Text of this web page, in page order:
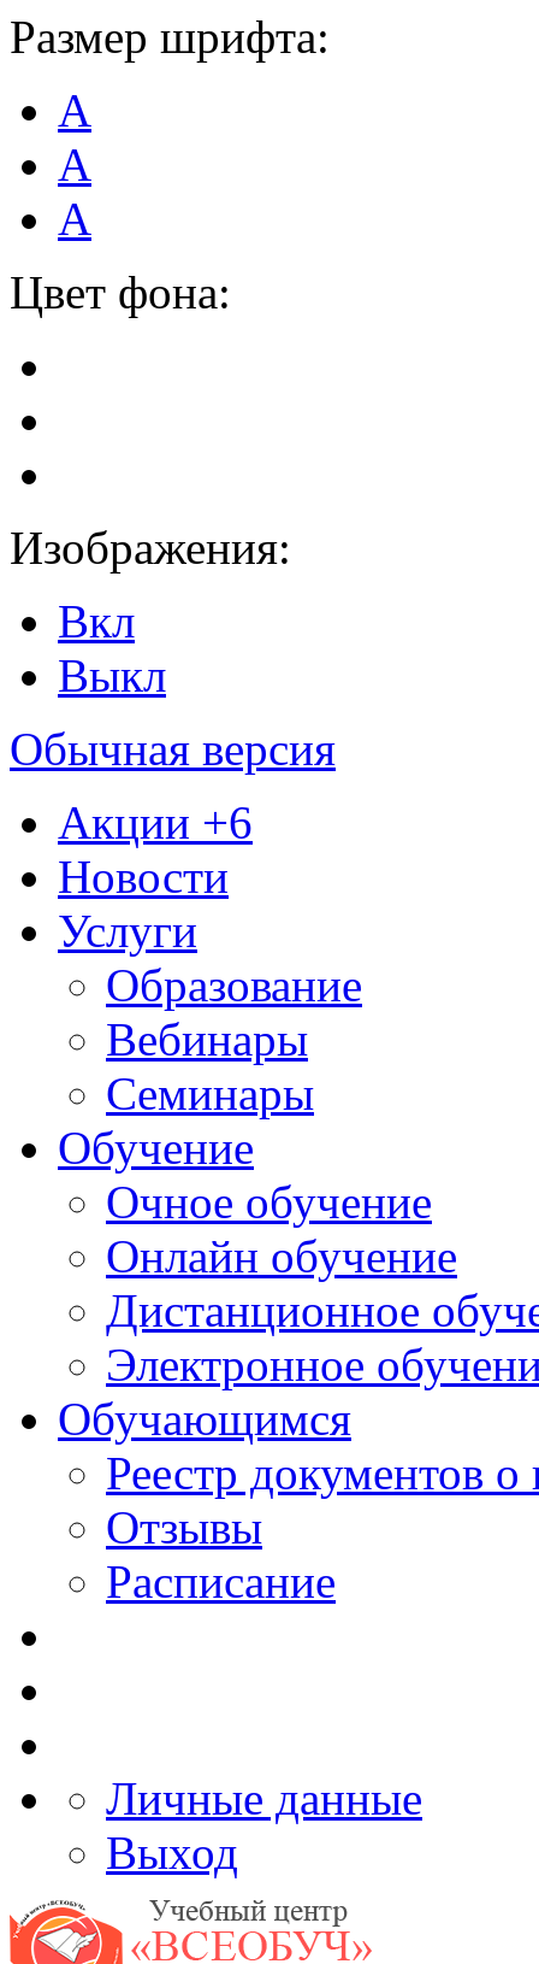
Размер шрифта:
А
А
А
Цвет фона:
Изображения:
Вкл
Выкл
Обычная версия
Акции +6
Новости
Услуги
Образование
Вебинары
Семинары
Обучение
Очное обучение
Онлайн обучение
Дистанционное
Электронное
Обучающимся
Реестр документов
Отзывы
Расписание
Личные данные
Выход